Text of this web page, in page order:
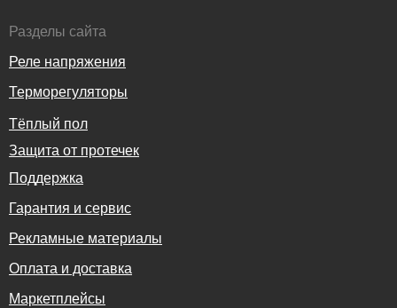
Разделы сайта
Реле напряжения
Терморегуляторы
Тёплый пол
Защита от протечек
Поддержка
Гарантия и сервис
Рекламные материалы
Оплата и доставка
Маркетплейсы